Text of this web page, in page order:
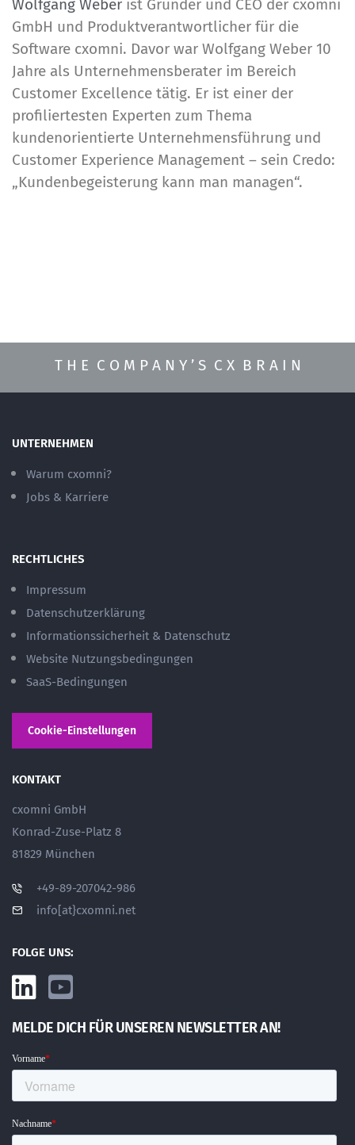
Wolfgang Weber ist Gründer und CEO der cxomni
GmbH und Produktverantwortlicher für die
Software cxomni. Davor war Wolfgang Weber 10
Jahre als Unternehmensberater im Bereich
Customer Excellence tätig. Er ist einer der
profiliertesten Experten zum Thema
kundenorientierte Unternehmensführung und
Customer Experience Management – sein Credo:
„Kundenbegeisterung kann man managen“.
T H E C O M P A N Y ’ S C X B R A I N
UNTERNEHMEN
Warum cxomni?
Jobs & Karriere
RECHTLICHES
Impressum
Datenschutzerklärung
Informationssicherheit & Datenschutz
Website Nutzungsbedingungen
SaaS-Bedingungen
Cookie-Einstellungen
KONTAKT
cxomni GmbH
Konrad-Zuse-Platz 8
81829 München
+49-89-207042-986
info[at}cxomni.net
FOLGE UNS:
MELDE DICH FÜR UNSEREN NEWSLETTER AN!